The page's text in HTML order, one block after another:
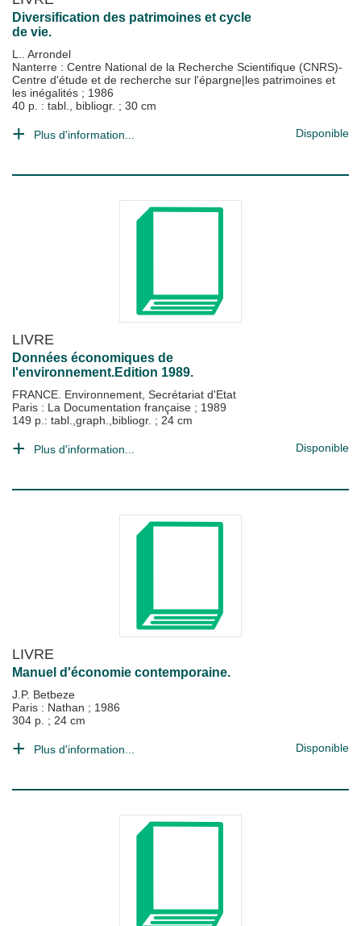
Diversification des patrimoines et cycle
de vie.
L.. Arrondel
Nanterre : Centre National de la Recherche Scientifique (CNRS)-
Centre d'étude et de recherche sur l'épargne|les patrimoines et
les inégalités ; 1986
40 p. : tabl., bibliogr. ; 30 cm
Plus d'information... Disponible
LIVRE
Données économiques de
l'environnement.Edition 1989.
FRANCE. Environnement, Secrétariat d'Etat
Paris : La Documentation française ; 1989
149 p.: tabl.,graph.,bibliogr. ; 24 cm
Plus d'information... Disponible
LIVRE
Manuel d'économie contemporaine.
J.P. Betbeze
Paris : Nathan ; 1986
304 p. ; 24 cm
Plus d'information... Disponible